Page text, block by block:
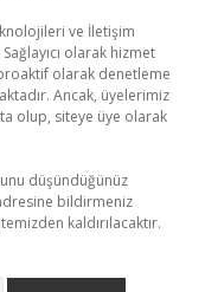
ve İletişim
olarak hizmet
olarak denetleme
Ancak, üyelerimiz
olup, siteye üye olarak
düşündüğünüz
bildirmeniz
kaldırılacaktır.